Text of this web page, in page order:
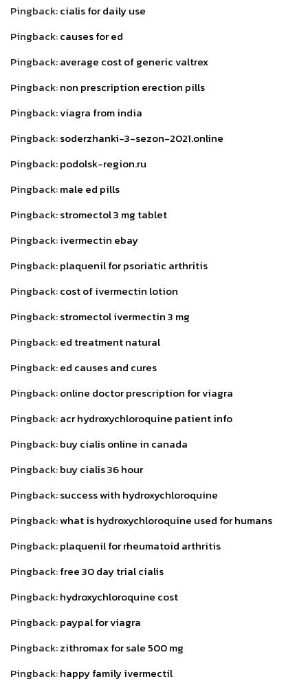
Pingback:cialis for daily use
Pingback:causes for ed
Pingback:average cost of generic valtrex
Pingback:non prescription erection pills
Pingback:viagra from india
Pingback:soderzhanki-3-sezon-2021.online
Pingback:podolsk-region.ru
Pingback:male ed pills
Pingback:stromectol 3 mg tablet
Pingback:ivermectin ebay
Pingback:plaquenil for psoriatic arthritis
Pingback:cost of ivermectin lotion
Pingback:stromectol ivermectin 3 mg
Pingback:ed treatment natural
Pingback:ed causes and cures
Pingback:online doctor prescription for viagra
Pingback:acr hydroxychloroquine patient info
Pingback:buy cialis online in canada
Pingback:buy cialis 36 hour
Pingback:success with hydroxychloroquine
Pingback:what is hydroxychloroquine used for humans
Pingback:plaquenil for rheumatoid arthritis
Pingback:free 30 day trial cialis
Pingback:hydroxychloroquine cost
Pingback:paypal for viagra
Pingback:zithromax for sale 500 mg
Pingback:happy family ivermectil